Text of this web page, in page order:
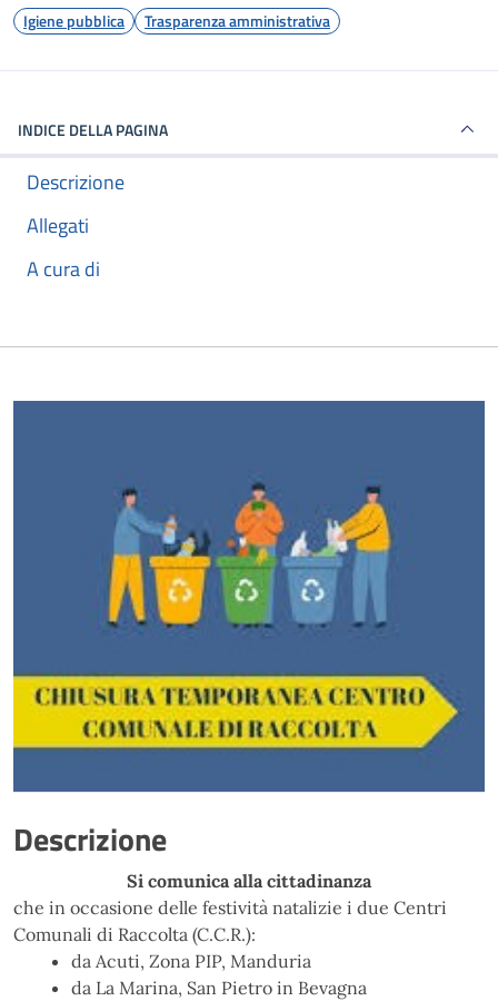
Igiene pubblica
Trasparenza amministrativa
INDICE DELLA PAGINA
Descrizione
Allegati
A cura di
Descrizione
Si comunica alla cittadinanza
che in occasione delle festività natalizie i due Centri
Comunali di Raccolta (C.C.R.):
da Acuti, Zona PIP, Manduria
da La Marina, San Pietro in Bevagna